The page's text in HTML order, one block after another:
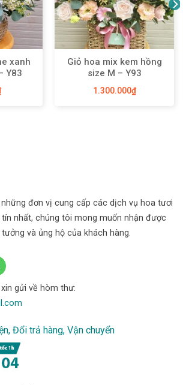
xanh
Y83
Giỏ hoa mix kem hồng
size M – Y93
1.300.000₫
đơn vị cung cấp các dịch vụ hoa tươi
tín nhất, chúng tôi mong muốn nhận được
và ủng hộ của khách hàng.
gửi về hòm thư:
Đổi trả hàng, Vận chuyển